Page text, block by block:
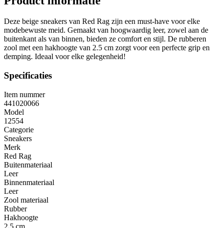
Deze beige sneakers van Red Rag zijn een must-have voor elke
modebewuste meid. Gemaakt van hoogwaardig leer, zowel aan de
buitenkant als van binnen, bieden ze comfort en stijl. De rubberen
zool met een hakhoogte van 2.5 cm zorgt voor een perfecte grip en
demping. Ideaal voor elke gelegenheid!
Specificaties
Item nummer
441020066
Model
12554
Categorie
Sneakers
Merk
Red Rag
Buitenmateriaal
Leer
Binnenmateriaal
Leer
Zool materiaal
Rubber
Hakhoogte
2.5 cm